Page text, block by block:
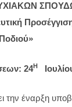
24Η
έναρξη